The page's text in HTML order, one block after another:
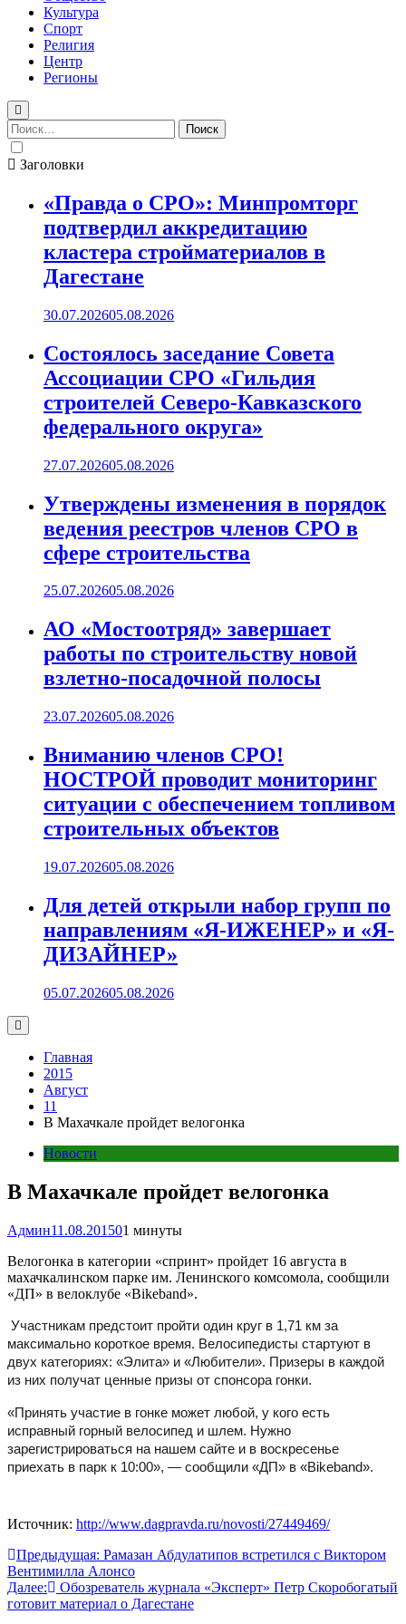
Культура
Спорт
Религия
Центр
Регионы
Найти:
Заголовки
«Правда о СРО»: Минпромторг
подтвердил аккредитацию
кластера стройматериалов в
Дагестане
30.07.202605.08.2026
Состоялось заседание Совета
Ассоциации СРО «Гильдия
строителей Северо-Кавказского
федерального округа»
27.07.202605.08.2026
Утверждены изменения в порядок
ведения реестров членов СРО в
сфере строительства
25.07.202605.08.2026
АО «Мостоотряд» завершает
работы по строительству новой
взлетно-посадочной полосы
23.07.202605.08.2026
Вниманию членов СРО!
НОСТРОЙ проводит мониторинг
ситуации с обеспечением топливом
строительных объектов
19.07.202605.08.2026
Для детей открыли набор групп по
направлениям «Я-ИЖЕНЕР» и «Я-
ДИЗАЙНЕР»
05.07.202605.08.2026
Главная
2015
Август
11
В Махачкале пройдет велогонка
Новости
В Махачкале пройдет велогонка
Админ11.08.201501 минуты
Велогонка в категории «спринт» пройдет 16 августа в
махачкалинском парке им. Ленинского комсомола, сообщили
«ДП» в велоклубе «Bikeband».
Участникам предстоит пройти один круг в 1,71 км за
максимально короткое время. Велосипедисты стартуют в
двух категориях: «Элита» и «Любители». Призеры в каждой
из них получат ценные призы от спонсора гонки.
«Принять участие в гонке может любой, у кого есть
исправный горный велосипед и шлем. Нужно
зарегистрироваться на нашем сайте и в воскресенье
приехать в парк к 10:00», — сообщили «ДП» в «Bikeband».
Источник: http://www.dagpravda.ru/novosti/27449469/
Навигация
по
записям
Предыдущая: Рамазан Абдулатипов встретился с Виктором
Вентимилла Алонсо
Далее:
Обозреватель журнала «Эксперт» Петр Скоробогатый
готовит материал о Дагестане